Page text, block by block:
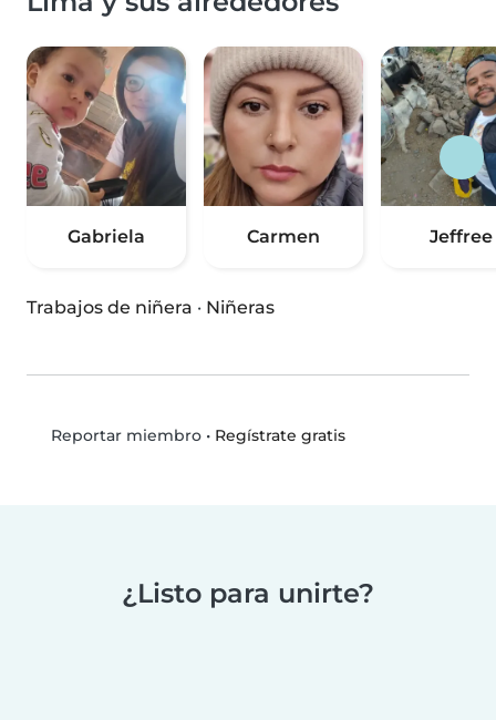
Gabriela Carmen Jeffree
Trabajos de niñera · Niñeras
Reportar miembro• Regístrate gratis
¿Listo para unirte?